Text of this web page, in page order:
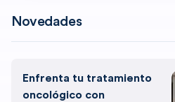
Novedades
Enfrenta tu tratamiento
oncológico con